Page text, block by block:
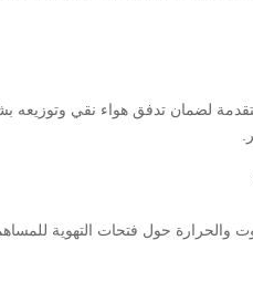
لضمان تدفق هواء نقي
والحرارة حول فتحات التهوية